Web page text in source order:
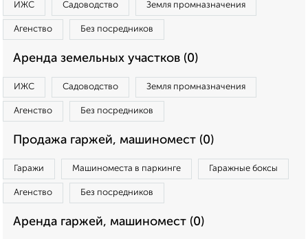
ИЖС Садоводство Земля промназначения
Агенство Без посредников
Аренда земельных участков (0)
ИЖС Садоводство Земля промназначения
Агенство Без посредников
Продажа гаржей, машиномест (0)
Гаражи Машиноместа в паркинге Гаражные боксы
Агенство Без посредников
Аренда гаржей, машиномест (0)